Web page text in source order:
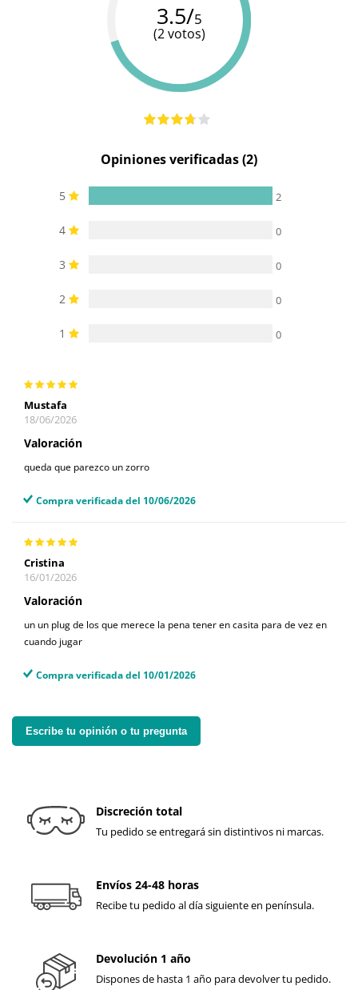
3.5/5
(2 votos)
Opiniones verificadas (2)
5 2
4 0
3 0
2 0
1 0
Mustafa
18/06/2026
Valoración
queda que parezco un zorro
Compra verificada del 10/06/2026
Cristina
16/01/2026
Valoración
un un plug de los que merece la pena tener en casita para de vez en
cuando jugar
Compra verificada del 10/01/2026
Escribe tu opinión o tu pregunta
Discreción total
Tu pedido se entregará sin distintivos ni marcas.
Envíos 24-48 horas
Recibe tu pedido al día siguiente en península.
Devolución 1 año
Dispones de hasta 1 año para devolver tu pedido.